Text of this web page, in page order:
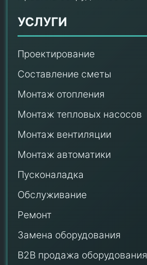
УСЛУГИ
Проектирование
Составление сметы
Монтаж отопления
Монтаж тепловых насосов
Монтаж вентиляции
Монтаж автоматики
Пусконаладка
Обслуживание
Ремонт
Замена оборудования
B2B продажа оборудования